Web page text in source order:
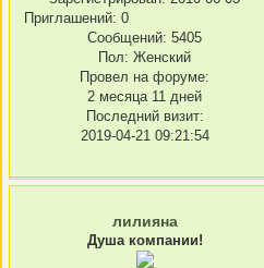
Приглашений: 0
Сообщений: 5405
Пол: Женский
Провел на форуме:
2 месяца 11 дней
Последний визит:
2019-04-21 09:21:54
лилияна
Душа компании!